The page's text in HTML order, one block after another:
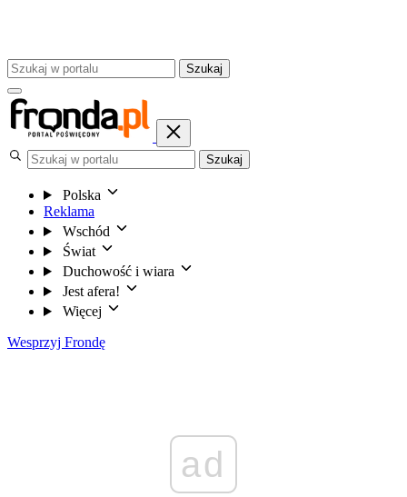
Szukaj
Szukaj
Polska
Reklama
Wschód
Świat
Duchowość i wiara
Jest afera!
Więcej
Wesprzyj Frondę
ad